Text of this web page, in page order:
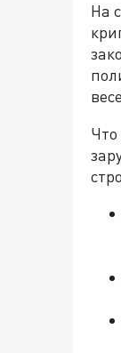
На